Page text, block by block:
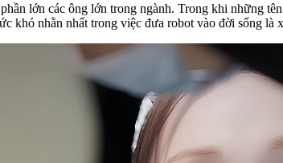
lớn các ông lớn trong ngành. Trong khi những
khó nhằn nhất trong việc đưa robot vào đời sống